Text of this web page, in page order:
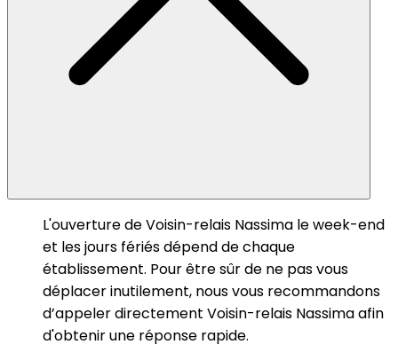
L'ouverture de Voisin-relais Nassima le week-end
et les jours fériés dépend de chaque
établissement. Pour être sûr de ne pas vous
déplacer inutilement, nous vous recommandons
d’appeler directement Voisin-relais Nassima afin
d'obtenir une réponse rapide.